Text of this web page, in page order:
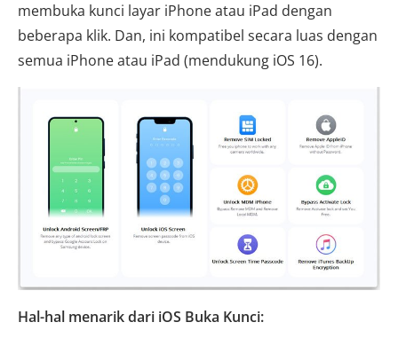
membuka kunci layar iPhone atau iPad dengan
beberapa klik. Dan, ini kompatibel secara luas dengan
semua iPhone atau iPad (mendukung iOS 16).
Hal-hal menarik dari iOS Buka Kunci: